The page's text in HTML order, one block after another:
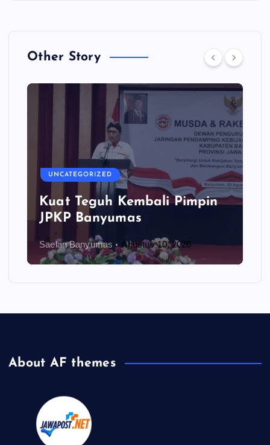
Other Story
UNCATEGORIZED
Kuat Teguh Kembali Pimpin
JPKP Banyumas
Saelan Banyumas Agustus 10, 2026
About AF themes